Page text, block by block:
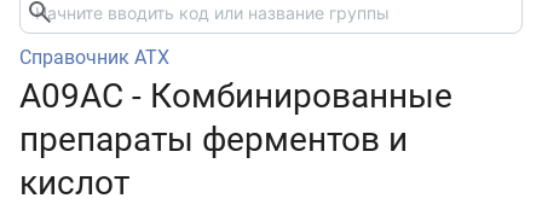
Справочник АТХ
A09AC - Комбинированные
препараты ферментов и
кислот